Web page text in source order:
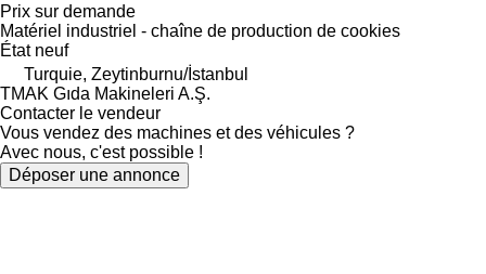
Prix sur demande
Matériel industriel - chaîne de production de cookies
Étatneuf
Turquie, Zeytinburnu/İstanbul
TMAK Gıda Makineleri A.Ş.
Contacter le vendeur
Vous vendez des machines et des véhicules ?
Avec nous, c'est possible !
Déposer une annonce